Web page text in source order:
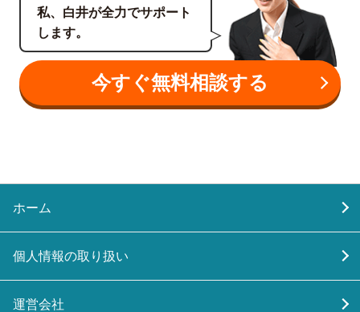
私、白井が全力でサポート
します。
今すぐ無料相談する
ホーム
個人情報の取り扱い
運営会社